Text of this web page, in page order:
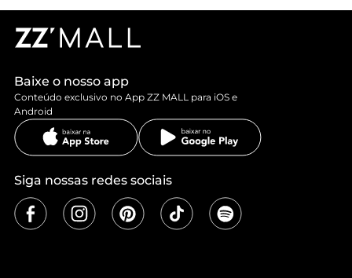
Baixe o nosso app
Conteúdo exclusivo no App ZZ MALL para iOS e
Android
Siga nossas redes sociais